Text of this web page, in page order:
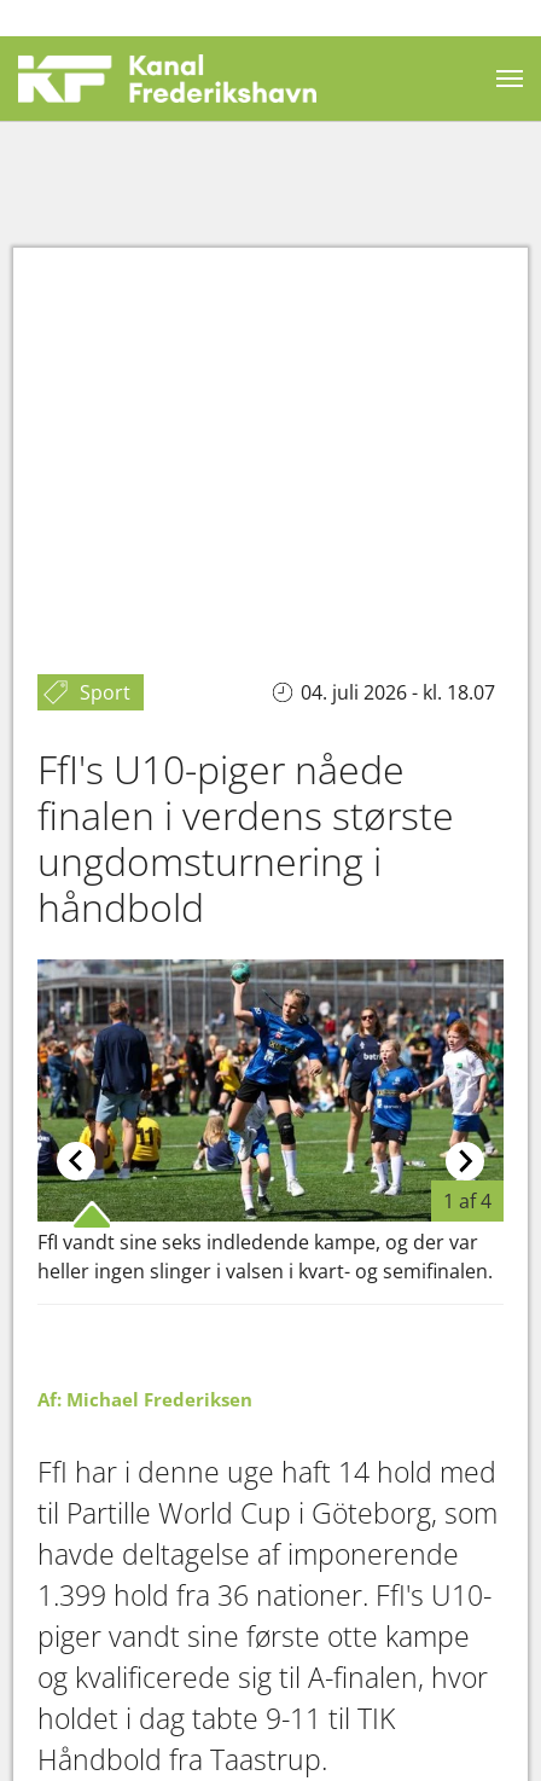
Sport 04. juli 2026 - kl. 18.07
FfI's U10-piger nåede
finalen i verdens største
ungdomsturnering i
håndbold
1 af 4
FfI vandt sine seks indledende kampe, og der var
heller ingen slinger i valsen i kvart- og semifinalen.
Af: Michael Frederiksen
FfI har i denne uge haft 14 hold med
til Partille World Cup i Göteborg, som
havde deltagelse af imponerende
1.399 hold fra 36 nationer. FfI's U10-
piger vandt sine første otte kampe
og kvalificerede sig til A-finalen, hvor
holdet i dag tabte 9-11 til TIK
Håndbold fra Taastrup.